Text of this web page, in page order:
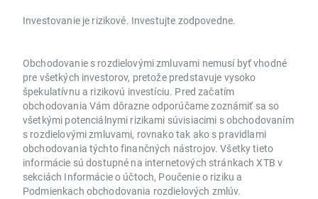
Investovanie je rizikové. Investujte zodpovedne.
Obchodovanie s rozdielovými zmluvami nemusí byť vhodné
pre všetkých investorov, pretože predstavuje vysoko
špekulatívnu a rizikovú investíciu. Pred začatím
obchodovania Vám dôrazne odporúčame zoznámiť sa so
všetkými potenciálnymi rizikami súvisiacimi s obchodovaním
s rozdielovými zmluvami, rovnako tak ako s pravidlami
obchodovania týchto finančných nástrojov. Všetky tieto
informácie sú dostupné na internetových stránkach XTB v
sekciách Informácie o účtoch, Poučenie o riziku a
Podmienkach obchodovania rozdielových zmlúv.